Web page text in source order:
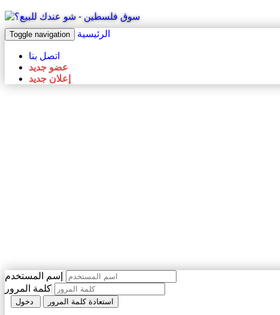
Toggle navigation الرئيسية
اتصل بنا
عضو جديد
إعلان جديد
إسم المستخدم
كلمة المرور
استعادة كلمة المرور